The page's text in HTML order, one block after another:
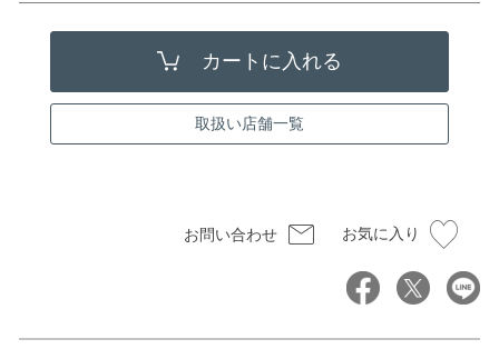
取扱い店舗一覧
お問い合わせ お気に入り